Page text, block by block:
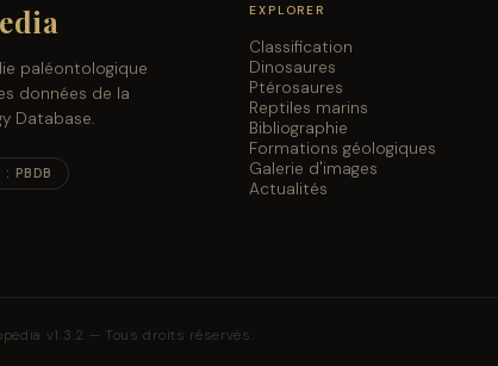
paléontologique
données de la
Database.
: PBDB
EXPLORER
Classification
Dinosaures
Ptérosaures
Reptiles marins
Bibliographie
Formations géologiques
Galerie d'images
Actualités
v1.3.2 — Tous droits réservés.